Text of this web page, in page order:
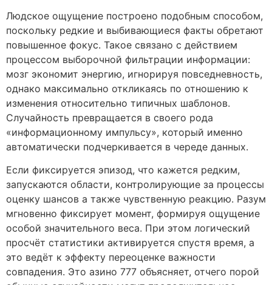
Людское ощущение построено подобным способом,
поскольку редкие и выбивающиеся факты обретают
повышенное фокус. Такое связано с действием
процессом выборочной фильтрации информации:
мозг экономит энергию, игнорируя повседневность,
однако максимально откликаясь по отношению к
изменения относительно типичных шаблонов.
Случайность превращается в своего рода
«информационному импульсу», который именно
автоматически подчеркивается в череде данных.
Если фиксируется эпизод, что кажется редким,
запускаются области, контролирующие за процессы
оценку шансов а также чувственную реакцию. Разум
мгновенно фиксирует момент, формируя ощущение
особой значительного веса. При этом логический
просчёт статистики активируется спустя время, а
это ведёт к эффекту переоценке важности
совпадения. Это азино 777 объясняет, отчего порой